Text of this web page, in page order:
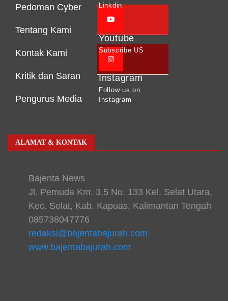
Pedoman Cyber
Tentang Kami
Kontak Kami
Kritik dan Saran
Pengurus Media
Linkdin
Youtube
Subscribe US
Instagram
Follow us on
Instagram
ALAMAT & KONTAK
Bajenta News
Jl. Pemuda Km. 3,5 No. 133 Kel. Selat Utara,
Kec. Selat, Kab. Kapuas, Kalimantan Tengah
085738047776
redaksi@bajentabajurah.com
www.bajentabajurah.com